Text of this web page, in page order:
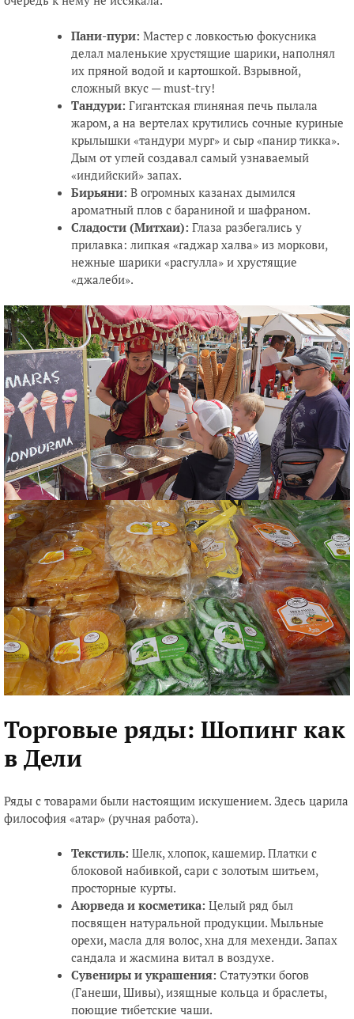
Пани-пури: Мастер с ловкостью фокусника
делал маленькие хрустящие шарики, наполнял
их пряной водой и картошкой. Взрывной,
сложный вкус — must-try!
Тандури: Гигантская глиняная печь пылала
жаром, а на вертелах крутились сочные куриные
крылышки «тандури мург» и сыр «панир тикка».
Дым от углей создавал самый узнаваемый
«индийский» запах.
Бирьяни: В огромных казанах дымился
ароматный плов с бараниной и шафраном.
Сладости (Митхаи): Глаза разбегались у
прилавка: липкая «гаджар халва» из моркови,
нежные шарики «расгулла» и хрустящие
«джалеби».
Торговые ряды: Шопинг как
в Дели
Ряды с товарами были настоящим искушением. Здесь царила
философия «атар» (ручная работа).
Текстиль: Шелк, хлопок, кашемир. Платки с
блоковой набивкой, сари с золотым шитьем,
просторные курты.
Аюрведа и косметика: Целый ряд был
посвящен натуральной продукции. Мыльные
орехи, масла для волос, хна для мехенди. Запах
сандала и жасмина витал в воздухе.
Сувениры и украшения: Статуэтки богов
(Ганеши, Шивы), изящные кольца и браслеты,
поющие тибетские чаши.